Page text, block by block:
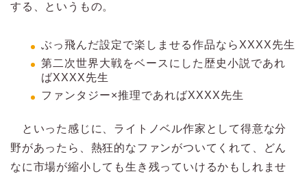
する、というもの。
ぶっ飛んだ設定で楽しませる作品ならXXXX先生
第二次世界大戦をベースにした歴史小説であれ
ばXXXX先生
ファンタジー×推理であればXXXX先生
といった感じに、ライトノベル作家として得意な分
野があったら、熱狂的なファンがついてくれて、どん
なに市場が縮小しても生き残っていけるかもしれませ